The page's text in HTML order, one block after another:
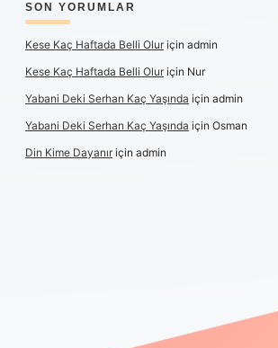
SON YORUMLAR
Kese Kaç Haftada Belli Oluriçin admin
Kese Kaç Haftada Belli Oluriçin Nur
Yabani Deki Serhan Kaç Yaşında için admin
Yabani Deki Serhan Kaç Yaşında için Osman
Din Kime Dayanıriçin admin